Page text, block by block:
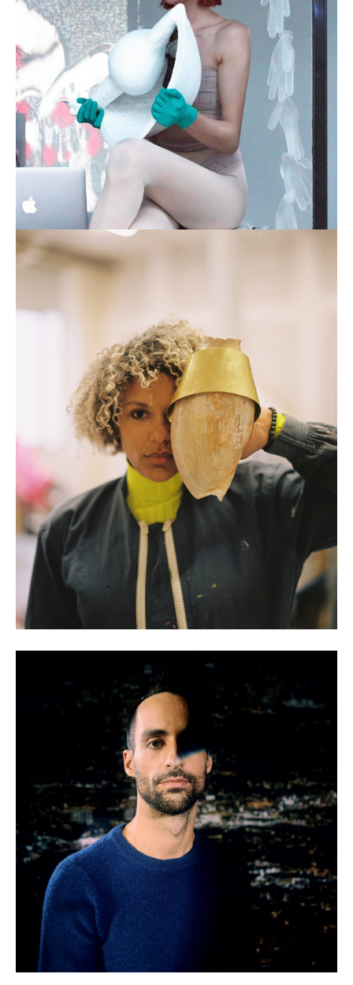
Salomé Chatriot
DÉCOUVRIR
Gaëlle Choisne, jeune talent du
programme de mentorat 2023